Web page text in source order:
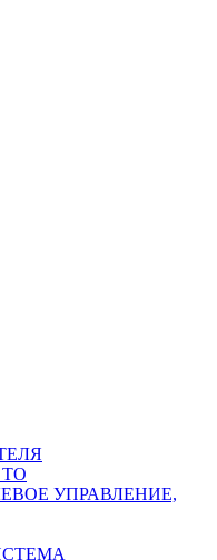
УПРАВЛЕНИЕ,